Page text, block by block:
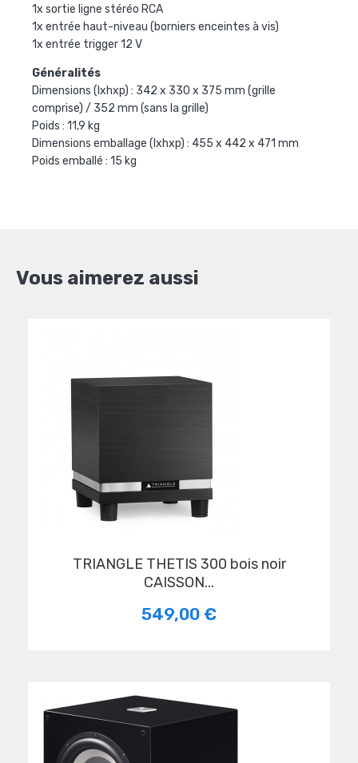
1x sortie ligne stéréo RCA
1x entrée haut-niveau (borniers enceintes à vis)
1x entrée trigger 12 V
Généralités
Dimensions (lxhxp) : 342 x 330 x 375 mm (grille
comprise) / 352 mm (sans la grille)
Poids : 11,9 kg
Dimensions emballage (lxhxp) : 455 x 442 x 471 mm
Poids emballé : 15 kg
Vous aimerez aussi
TRIANGLE THETIS 300 bois noir
CAISSON...
549,00 €